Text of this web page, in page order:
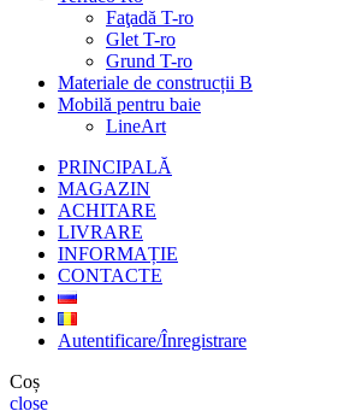
Faţadă T-ro
Glet T-ro
Grund T-ro
Materiale de construcții B
Mobilă pentru baie
LineArt
PRINCIPALĂ
MAGAZIN
ACHITARE
LIVRARE
INFORMAȚIE
CONTACTE
Autentificare/Înregistrare
Coș
close